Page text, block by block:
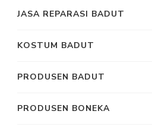
JASA REPARASI BADUT
KOSTUM BADUT
PRODUSEN BADUT
PRODUSEN BONEKA